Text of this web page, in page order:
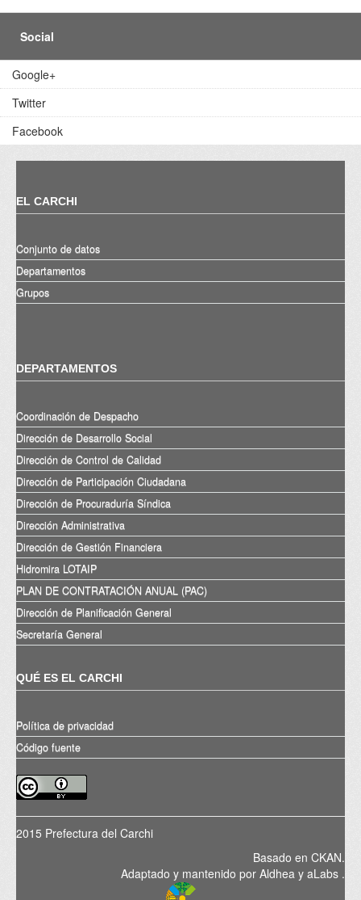
Social
Google+
Twitter
Facebook
EL CARCHI
Conjunto de datos
Departamentos
Grupos
DEPARTAMENTOS
Coordinación de Despacho
Dirección de Desarrollo Social
Dirección de Control de Calidad
Dirección de Participación Ciudadana
Dirección de Procuraduría Síndica
Dirección Administrativa
Dirección de Gestión Financiera
Hidromira LOTAIP
PLAN DE CONTRATACIÓN ANUAL (PAC)
Dirección de Planificación General
Secretaría General
QUÉ ES EL CARCHI
Política de privacidad
Código fuente
2015 Prefectura del Carchi
Basado en CKAN.
Adaptado y mantenido por Aldhea y aLabs .